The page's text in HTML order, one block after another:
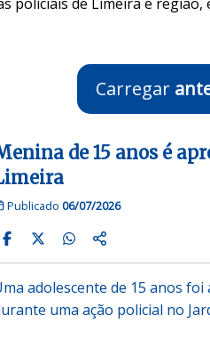
Carregar
de 15 anos é
Publicado 06/07/2026
adolescente de 15 anos
uma ação policial no